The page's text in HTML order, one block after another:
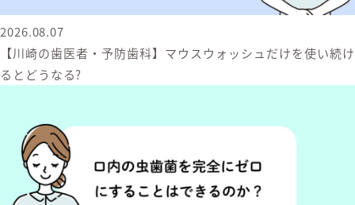
2026.08.07
【川崎の歯医者・予防歯科】マウスウォッシュだけを使い続け
るとどうなる?